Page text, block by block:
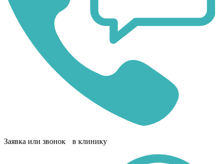
Заявка или звонок в клинику